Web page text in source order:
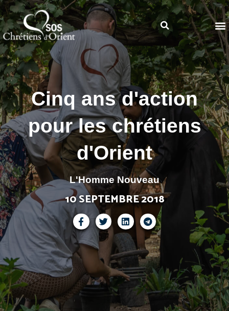
Cinq ans d'action
pour les chrétiens
d'Orient
L'Homme Nouveau
10 SEPTEMBRE 2018